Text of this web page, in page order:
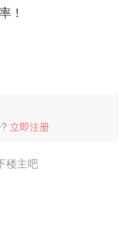
！
立即注册
楼主吧